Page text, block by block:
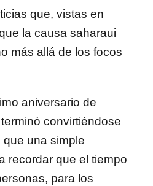
que, vistas en
la causa saharaui
más allá de los focos
aniversario de
convirtiéndose
una simple
recordar que el tiempo
para los